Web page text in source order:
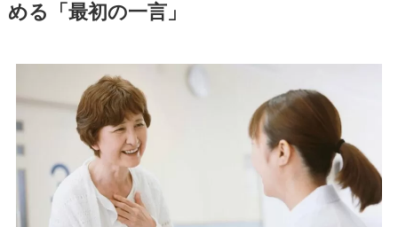
める「最初の一言」